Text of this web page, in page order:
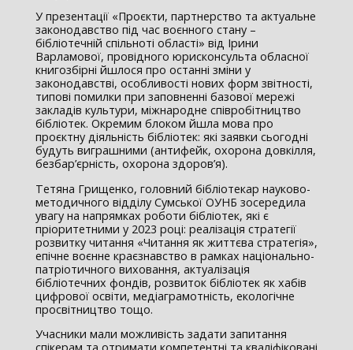
У презентації «Проєкти, партнерство та актуальне
законодавство під час воєнного стану –
бібліотечній спільноті області» від Ірини
Варламової, провідного юрисконсульта обласної
книгозбірні йшлося про останні зміни у
законодавстві, особливості нових форм звітності,
типові помилки при заповненні базової мережі
закладів культури, міжнародне співробітництво
бібліотек. Окремим блоком йшла мова про
проєктну діяльність бібліотек: які заявки сьогодні
будуть виграшними (антифейк, охорона довкілля,
безбар’єрність, охорона здоров’я).
Тетяна Грищенко, головний бібліотекар науково-
методичного відділу Сумської ОУНБ зосередила
увагу на напрямках роботи бібліотек, які є
пріоритетними у 2023 році: реалізація стратегії
розвитку читання «Читання як життєва стратегія»,
епічне воєнне краєзнавство в рамках національно-
патріотичного виховання, актуалізація
бібліотечних фондів, розвиток бібліотек як хабів
цифрової освіти, медіаграмотність, екологічне
просвітництво тощо.
Учасники мали можливість задати запитання